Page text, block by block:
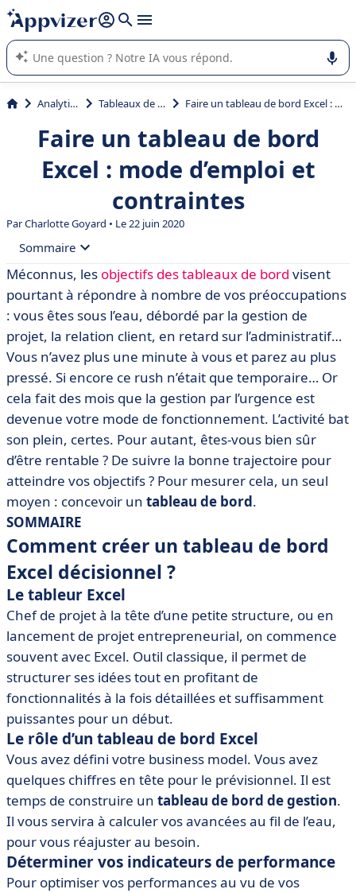
répondre (plusieurs lignes avec
L'IA de Appvizer vous guide dans l'utilisation ou la sélection de
logiciel SaaS en entreprise.
Analytique Tableaux de bord Faire un tableau de bord Excel : mode d’emploi et contraintes
Faire un tableau de bord
Excel : mode d’emploi et
contraintes
ParCharlotte Goyard • Le 22 juin 2020
Sommaire
• Comment créer un tableau de bord Excel
décisionnel ?
• Les limites d’Excel comme outil décisionnel
• Adoptez un outil de pilotage adapté
Méconnus, les objectifs des tableaux de bord visent
pourtant à répondre à nombre de vos préoccupations
: vous êtes sous l’eau, débordé par la gestion de
projet, la relation client, en retard sur l’administratif…
Vous n’avez plus une minute à vous et parez au plus
pressé. Si encore ce rush n’était que temporaire… Or
cela fait des mois que la gestion par l’urgence est
devenue votre mode de fonctionnement. L’activité bat
son plein, certes. Pour autant, êtes-vous bien sûr
d’être rentable ? De suivre la bonne trajectoire pour
atteindre vos objectifs ? Pour mesurer cela, un seul
moyen : concevoir un tableau de bord.
SOMMAIRE
Comment créer un tableau de bord
Excel décisionnel ?
Le tableur Excel
Chef de projet à la tête d’une petite structure, ou en
lancement de projet entrepreneurial, on commence
souvent avec Excel. Outil classique, il permet de
structurer ses idées tout en profitant de
fonctionnalités à la fois détaillées et suffisamment
puissantes pour un début.
Le rôle d’un tableau de bord Excel
Vous avez défini votre business model. Vous avez
quelques chiffres en tête pour le prévisionnel. Il est
temps de construire un tableau de bord de gestion.
Il vous servira à calculer vos avancées au fil de l’eau,
pour vous réajuster au besoin.
Déterminer vos indicateurs de performance
Pour optimiser vos performances au vu de vos